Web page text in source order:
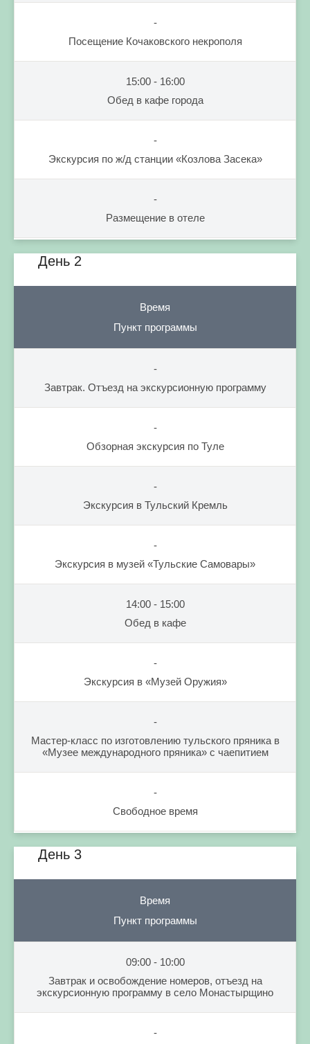
-
Посещение Кочаковского некрополя
15:00 - 16:00
Обед в кафе города
-
Экскурсия по ж/д станции «Козлова Засека»
-
Размещение в отеле
День 2
Время
Пункт программы
-
Завтрак. Отъезд на экскурсионную программу
-
Обзорная экскурсия по Туле
-
Экскурсия в Тульский Кремль
-
Экскурсия в музей «Тульские Самовары»
14:00 - 15:00
Обед в кафе
-
Экскурсия в «Музей Оружия»
-
Мастер-класс по изготовлению тульского пряника в
«Музее международного пряника» с чаепитием
-
Свободное время
День 3
Время
Пункт программы
09:00 - 10:00
Завтрак и освобождение номеров, отъезд на
экскурсионную программу в село Монастырщино
-